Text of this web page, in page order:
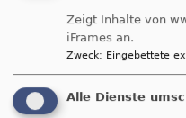
Zeigt Inhalte von
iFrames an.
Zweck: Eingebettete
Alle Dienste